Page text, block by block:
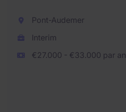
Pont-Audemer
Interim
€27.000 - €33.000 par an